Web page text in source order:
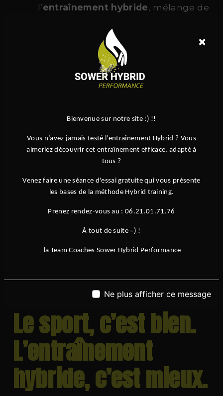
×
Bienvenue sur notre site :) !!
Vous n’avez jamais testé l’entraînement Hybrid ? Vous
aimeriez découvrir cet entraînement efficace, adapté à
tous ?
Venez faire une séance d'essai gratuite qui vous présente
les bases de la méthode Hybrid training.
Prenez rendez-vous au : 06.21.01.71.76
À tout de suite =) !
la Team Coaches Sower Hybrid Performance
Ne plus afficher ce message
l’entraînement hybride, mélange de
Des équipements de haute qualité
Une ambiance conviviale et
motivante
Des programmes adaptés à tous :
confirmés
Des spécialités reconnues comme le
Hyrox, ou encore lehybrid
Rejoignez la Communauté Sower près de
Limours
progresser dans votre discipline, ou simplement
Sower Hybrid Performancevous accueille
communauté de sportifs motivés.
Le sport, c’est bien.
L’entraînement
hybride, c’est mieux.